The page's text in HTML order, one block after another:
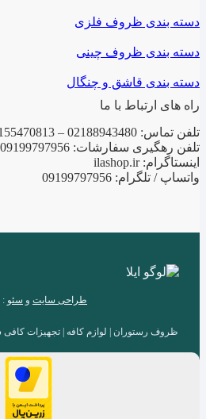
دسته بندی ظروف فلزی
دسته بندی ظروف چینی
دسته بندی قاشق و چنگال
راه های ارتباط با ما
تلفن تماس: 02188943480 – 02155470813 – 02155470280
تلفن رهگیری سفارشات: 09199797956
اینستاگرام: ilashop.ir
واتساپ / تلگرام: 09199797956
طراحی سایت و سئو :
ظروف رستوران | لوازم کافه | تجهیزات